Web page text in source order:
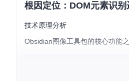
根因定位：DOM元素识
技术原理分析
Obsidian图像工具包的核心功能